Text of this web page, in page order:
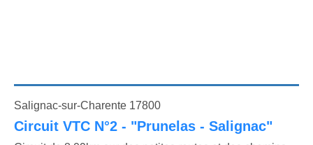
Salignac-sur-Charente 17800
Circuit VTC N°2 - "Prunelas - Salignac"